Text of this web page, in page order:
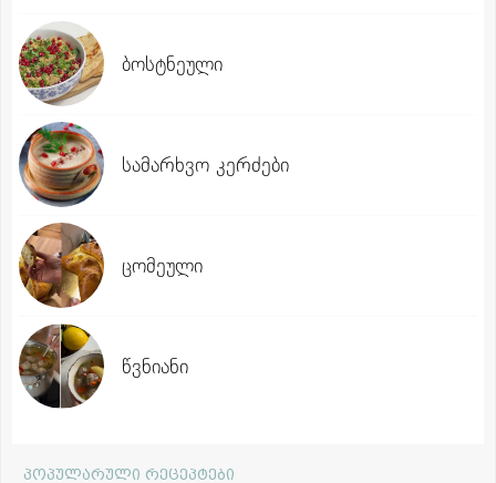
ბოსტნეული
სამარხვო კერძები
ცომეული
წვნიანი
პოპულარული რეცეპტები